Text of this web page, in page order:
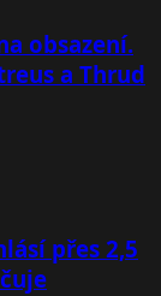
obsazení.
a Thrud
přes 2,5